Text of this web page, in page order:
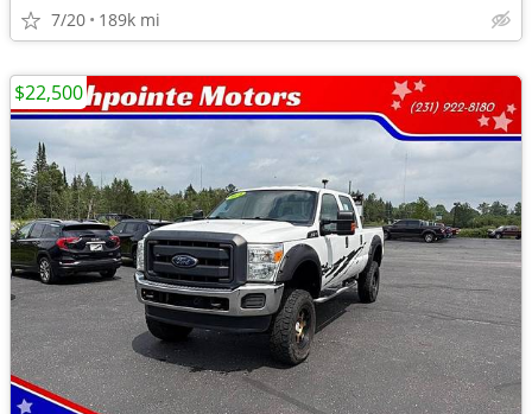
7/20 189k mi
$22,500